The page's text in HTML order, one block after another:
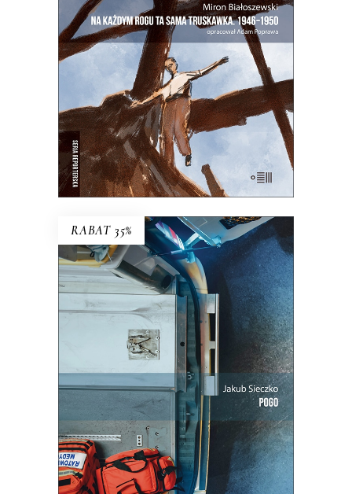
E-BOOK DO KOSZYKA
Zupełnie nowe miasto. Jakaś inna
Warszawa na starych śmieciach. Skąd
się wzięła?
50.00zł 25.00zł
RABAT 35%
POGO
Ta praca to ciągłe szukanie równowagi
między paraliżującą niepewnością a
wyniszczającą rutyną.
39.00zł 25.35zł
KSIĄŻKA DO KOSZYKA